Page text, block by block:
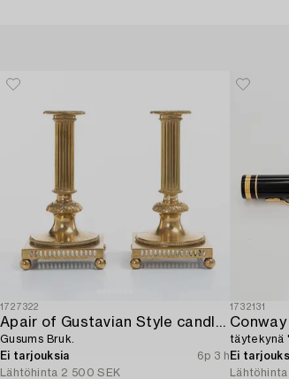
1727322
Apair of Gustavian Style candlesticks,
Gusums Bruk.
Ei tarjouksia
6p 3 h
Lähtöhinta 2 500 SEK
1732131
täytekynä
Ei
Lähtöhinta